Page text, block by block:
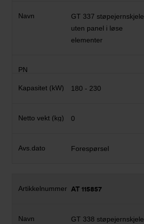
GT 337 støpejernskjele
uten panel i løse
elementer
180 - 230
0
Forespørsel
AT 115857
GT 338 støpejernskjele